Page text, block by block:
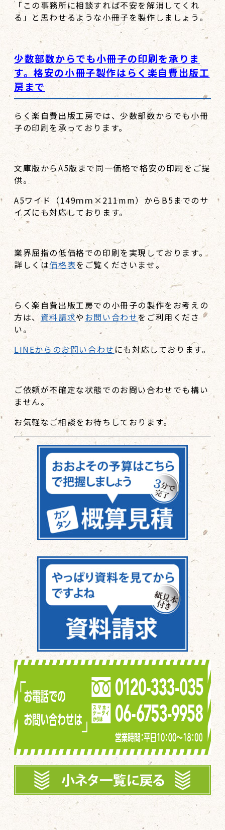
「この事務所に相談すれば不安を解消してくれ
る」と思わせるような小冊子を製作しましょう。
少数部数からでも小冊子の印刷を承りま
す。格安の小冊子製作はらく楽自費出版工
房まで
らく楽自費出版工房では、少数部数からでも小冊
子の印刷を承っております。
文庫版からA5版まで同一価格で格安の印刷をご提
供。
A5ワイド（149ｍｍ×211mm）からB5までのサ
イズにも対応しております。
業界屈指の低価格での印刷を実現しております。
詳しくは価格表をご覧くださいませ。
らく楽自費出版工房での小冊子の製作をお考えの
方は、 資料請求やお問い合わせをご利用くださ
い。
LINEからのお問い合わせ にも対応しております。
ご依頼が不確定な状態でのお問い合わせでも構い
ません。
お気軽なご相談をお待ちしております。